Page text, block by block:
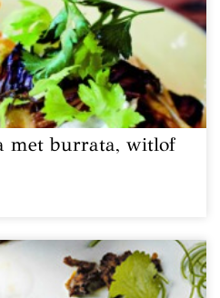
met burrata, witlof